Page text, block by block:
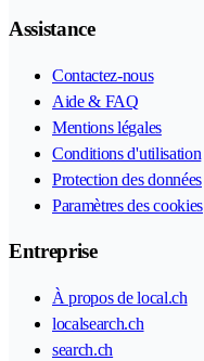
Assistance
Contactez-nous
Aide & FAQ
Mentions légales
Conditions d'utilisation
Protection des données
Paramètres des cookies
Entreprise
À propos de local.ch
localsearch.ch
search.ch